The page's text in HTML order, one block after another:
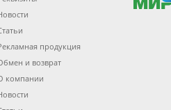
продукция
и возврат
компании